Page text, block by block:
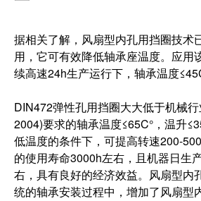
据相关了解，风扇型内孔用挡圈技术
用，它可有效降低轴承座温度。应用
续高速24h生产运行下，轴承温度
DIN472弹性孔用挡圈大大低于机械
2004)要求的轴承温度≤65C°，温升
低温度的条件下，可提高转速200-
的使用寿命3000h左右，且机器日生
右，具有良好的经济效益。风扇型内
统的轴承安装过程中，增加了风扇型